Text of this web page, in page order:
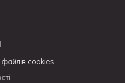
файлів cookies